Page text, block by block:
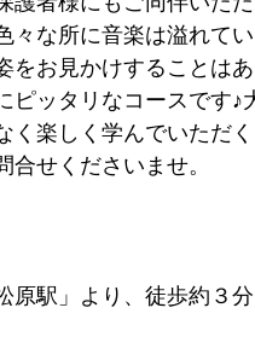
々な所に音楽は溢れて
をお見かけすることは
ピッタリなコースです
く楽しく学んでいただ
せくださいませ。
駅」より、徒歩約３分